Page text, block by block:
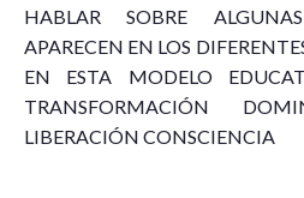
HABLAR SOBRE
APARECEN EN LOS
EN ESTA MODELO
TRANSFORMACIÓN
LIBERACIÓN CONSCIENCIA